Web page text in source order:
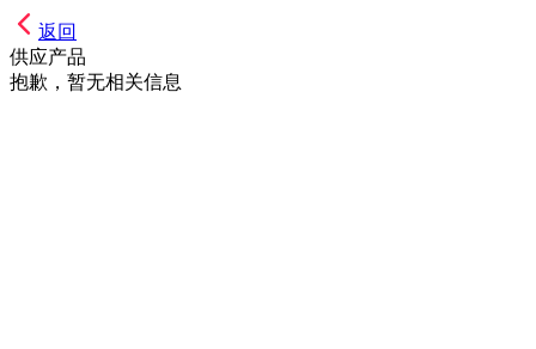
返回
供应产品
抱歉，暂无相关信息